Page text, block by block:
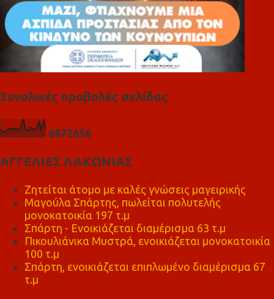
Συνολικές προβολές σελίδας
6872656
ΑΓΓΕΛΙΕΣ ΛΑΚΩΝΙΑΣ
Ζητείται άτομο με καλές γνώσεις μαγειρικής
Μαγούλα Σπάρτης, πωλείται πολυτελής
μονοκατοικία 197 τ.μ
Σπάρτη - Ενοικιάζεται διαμέρισμα 63 τ.μ
Πικουλιάνικα Μυστρά, ενοικιάζεται μονοκατοικία
100 τ.μ
Σπάρτη, ενοικιάζεται επιπλωμένο διαμέρισμα 67
τ.μ